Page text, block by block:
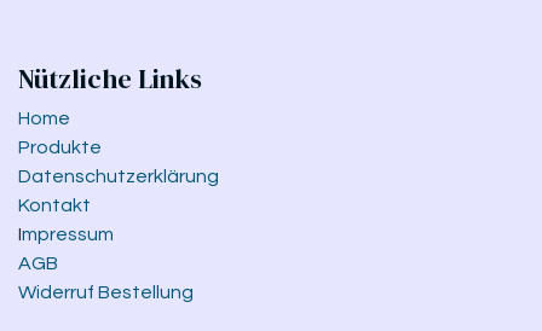
Nützliche Links
Home
Produkte
Datenschutzerklärung
Kontakt
Impressum
AGB
Widerruf Bestellung